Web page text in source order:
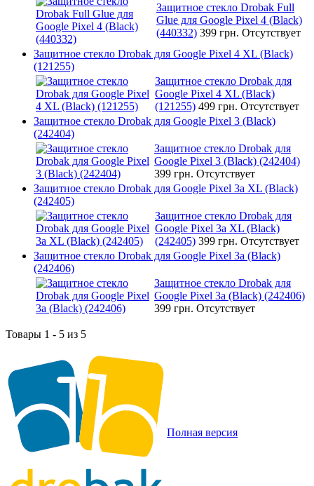
Защитное стекло Drobak Full
Glue для Google Pixel 4 (Black)
(440332) 399 грн. Отсутствует
Защитное стекло Drobak для Google Pixel 4 XL (Black)
(121255)
Защитное стекло Drobak для
Google Pixel 4 XL (Black)
(121255) 499 грн. Отсутствует
Защитное стекло Drobak для Google Pixel 3 (Black)
(242404)
Защитное стекло Drobak для
Google Pixel 3 (Black) (242404)
399 грн. Отсутствует
Защитное стекло Drobak для Google Pixel 3a XL (Black)
(242405)
Защитное стекло Drobak для
Google Pixel 3a XL (Black)
(242405) 399 грн. Отсутствует
Защитное стекло Drobak для Google Pixel 3a (Black)
(242406)
Защитное стекло Drobak для
Google Pixel 3a (Black) (242406)
399 грн. Отсутствует
Товары 1 - 5 из 5
Полная версия